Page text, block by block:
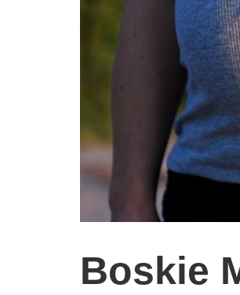
Odżywianie
podróże
zrób to samBoskie